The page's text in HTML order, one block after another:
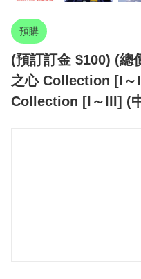
預購
(預訂訂金 $100) (總
之心 Collection [I
Collection [I～III] (